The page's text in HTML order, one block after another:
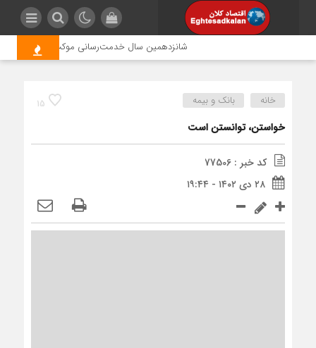
شانزدهمین سال خدمت‌رسانی موکب امام رضا (ع)
15 خانه بانک و بیمه
خواستن، توانستن است
کد خبر : 77506
۲۸ دی ۱۴۰۲ - ۱۹:۴۴